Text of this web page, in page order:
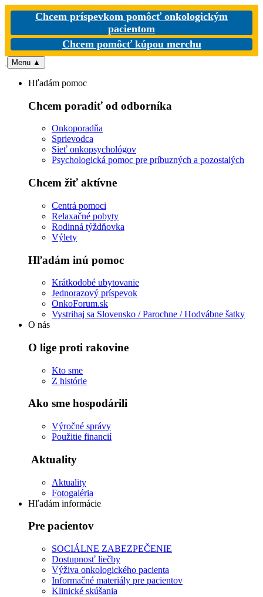
Chcem príspevkom pomôcť onkologickým
pacientom
Chcem pomôcť kúpou merchu
Menu ▲
Hľadám pomoc
Chcem poradiť od odborníka
Onkoporadňa
Sprievodca
Sieť onkopsychológov
Psychologická pomoc pre príbuzných a pozostalých
Chcem žiť aktívne
Centrá pomoci
Relaxačné pobyty
Rodinná týždňovka
Výlety
Hľadám inú pomoc
Krátkodobé ubytovanie
Jednorazový príspevok
OnkoForum.sk
Vystrihaj sa Slovensko / Parochne / Hodvábne šatky
O nás
O lige proti rakovine
Kto sme
Z histórie
Ako sme hospodárili
Výročné správy
Použitie financií
Aktuality
Aktuality
Fotogaléria
Hľadám informácie
Pre pacientov
SOCIÁLNE ZABEZPEČENIE
Dostupnosť liečby
Výživa onkologického pacienta
Informačné materiály pre pacientov
Klinické skúšania